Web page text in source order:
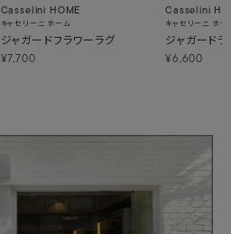
Casselini HOME
キャセリーニ ホーム
ジャガードフラワーラグ
¥7,700
Casselini
キャセリーニ ホー
ジャガードラ
¥6,600